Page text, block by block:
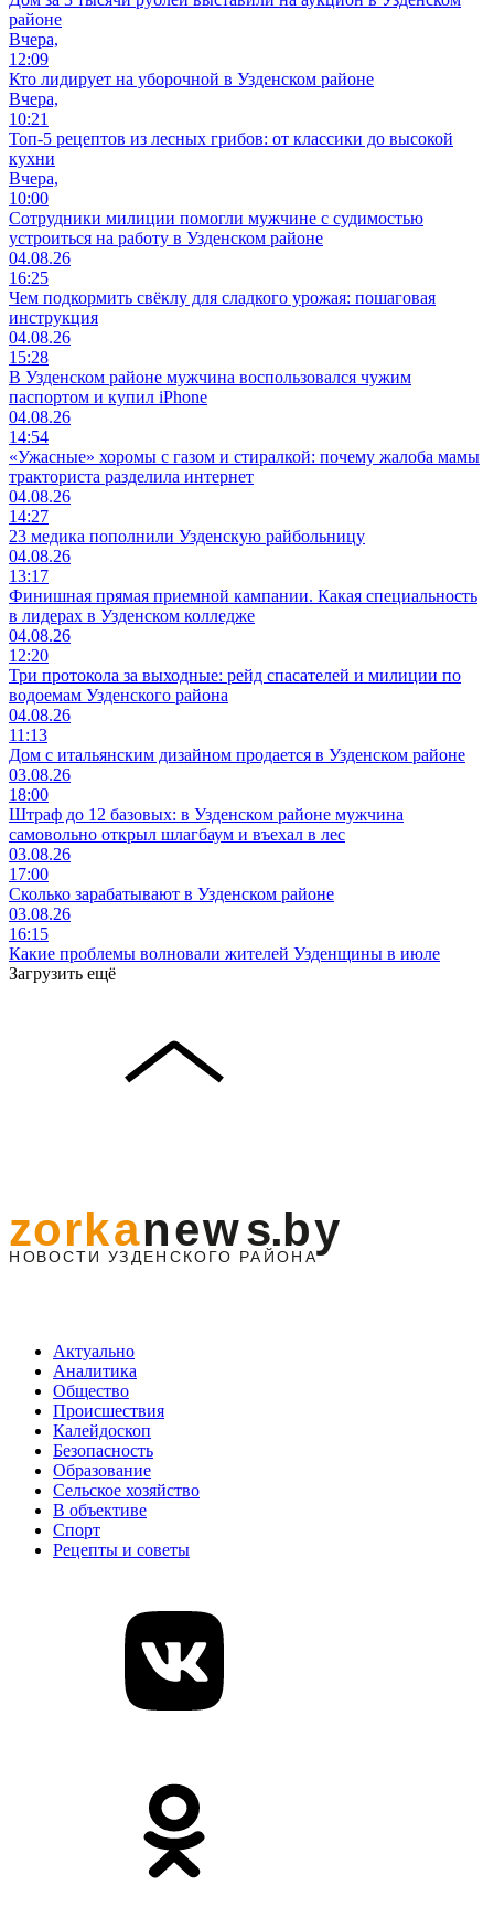
районе
Вчера,
12:09
Кто лидирует на уборочной в Узденском районе
Вчера,
10:21
Топ-5 рецептов из лесных грибов: от классики до высокой
кухни
Вчера,
10:00
Сотрудники милиции помогли мужчине с судимостью
устроиться на работу в Узденском районе
04.08.26
16:25
Чем подкормить свёклу для сладкого урожая: пошаговая
инструкция
04.08.26
15:28
В Узденском районе мужчина воспользовался чужим
паспортом и купил iPhone
04.08.26
14:54
«Ужасные» хоромы с газом и стиралкой: почему жалоба мамы
тракториста разделила интернет
04.08.26
14:27
23 медика пополнили Узденскую райбольницу
04.08.26
13:17
Финишная прямая приемной кампании. Какая специальность
в лидерах в Узденском колледже
04.08.26
12:20
Три протокола за выходные: рейд спасателей и милиции по
водоемам Узденского района
04.08.26
11:13
Дом с итальянским дизайном продается в Узденском районе
03.08.26
18:00
Штраф до 12 базовых: в Узденском районе мужчина
самовольно открыл шлагбаум и въехал в лес
03.08.26
17:00
Сколько зарабатывают в Узденском районе
03.08.26
16:15
Какие проблемы волновали жителей Узденщины в июле
Загрузить ещё
Актуально
Аналитика
Общество
Происшествия
Калейдоскоп
Безопасность
Образование
Сельское хозяйство
В объективе
Спорт
Рецепты и советы